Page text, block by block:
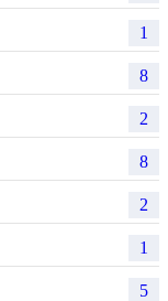
1
8
2
8
2
1
5